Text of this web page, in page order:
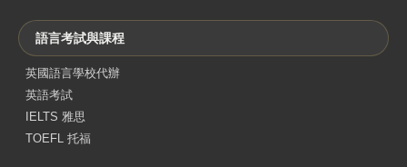
語言考試與課程
英國語言學校代辦
英語考試
IELTS 雅思
TOEFL 托福